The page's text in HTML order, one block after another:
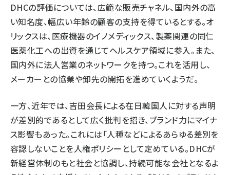
DHCの評価については、広範な販売チャネル、国内外の高
い知名度、幅広い年齢の顧客の支持を得ているとする。オ
リックスは、医療機器のイノメディックス、製薬関連の同仁
医薬化工への出資を通じてヘルスケア領域に参入。また、
国内外に法人営業のネットワークを持つ。これを活用し、
メーカーとの協業や卸先の開拓を進めていくようだ。
一方、近年では、吉田会長による在日韓国人に対する声明
が差別的であるとして広く批判を招き、ブランド力にマイナ
ス影響もあった。これには「人種などによるあらゆる差別を
容認しないことを人権ポリシーとして定めている。DHCが
新経営体制のもと社会と協調し、持続可能な会社となるよ